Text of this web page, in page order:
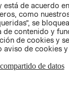
está de acuerdo
como
se
de contenido y
de cookies y
aviso de cookies
de datos